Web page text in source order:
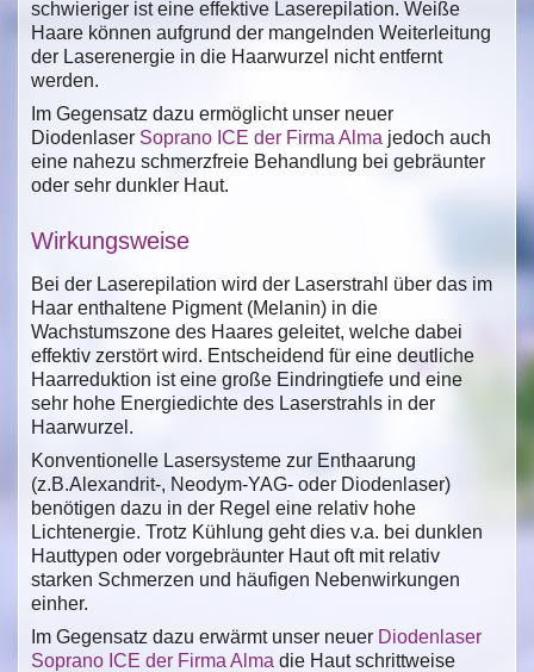
schwieriger ist eine effektive Laserepilation. Weiße
Haare können aufgrund der mangelnden Weiterleitung
der Laserenergie in die Haarwurzel nicht entfernt
werden.
Im Gegensatz dazu ermöglicht unser neuer
Diodenlaser Soprano ICE der Firma Alma jedoch auch
eine nahezu schmerzfreie Behandlung bei gebräunter
oder sehr dunkler Haut.
Wirkungsweise
Bei der Laserepilation wird der Laserstrahl über das im
Haar enthaltene Pigment (Melanin) in die
Wachstumszone des Haares geleitet, welche dabei
effektiv zerstört wird. Entscheidend für eine deutliche
Haarreduktion ist eine große Eindringtiefe und eine
sehr hohe Energiedichte des Laserstrahls in der
Haarwurzel.
Konventionelle Lasersysteme zur Enthaarung
(z.B.Alexandrit-, Neodym-YAG- oder Diodenlaser)
benötigen dazu in der Regel eine relativ hohe
Lichtenergie. Trotz Kühlung geht dies v.a. bei dunklen
Hauttypen oder vorgebräunter Haut oft mit relativ
starken Schmerzen und häufigen Nebenwirkungen
einher.
Im Gegensatz dazu erwärmt unser neuer Diodenlaser
Soprano ICE der Firma Alma die Haut schrittweise